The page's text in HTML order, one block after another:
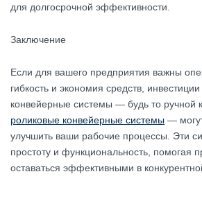
для долгосрочной эффективности.
Заключение
Если для вашего предприятия важны
гибкость и экономия средств,
конвейерные системы — будь то ручной
роликовые конвейерные системы —
улучшить ваши рабочие процессы. Эти
простоту и функциональность, помогая
оставаться эффективными в